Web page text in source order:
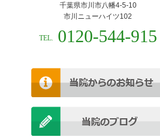
千葉県市川市八幡4-5-10
市川ニューハイツ102
TEL. 0120-544-915